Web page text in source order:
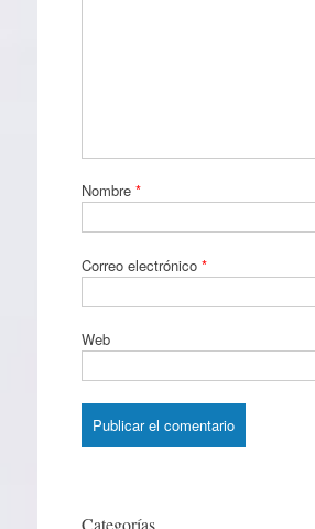
Nombre *
Correo electrónico *
Web
Categorías